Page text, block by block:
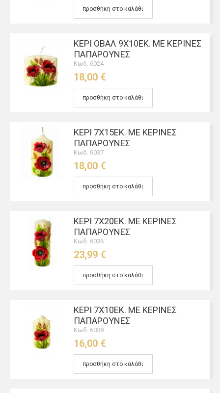
προσθήκη στο καλάθι
KΕΡΊ ΟΒΆΛ 9Χ10ΕΚ. ΜΕ ΚΈΡΙΝΕΣ
ΠΑΠΑΡΟΎΝΕΣ
Κωδ. 6024
18,00 €
προσθήκη στο καλάθι
ΚΕΡΊ 7Χ15ΕΚ. ΜΕ ΚΈΡΙΝΕΣ
ΠΑΠΑΡΟΎΝΕΣ
Κωδ. 6037
18,00 €
προσθήκη στο καλάθι
ΚΕΡΊ 7Χ20ΕΚ. ΜΕ ΚΈΡΙΝΕΣ
ΠΑΠΑΡΟΎΝΕΣ
Κωδ. 6036
23,99 €
προσθήκη στο καλάθι
ΚΕΡΊ 7Χ10ΕΚ. ΜΕ ΚΈΡΙΝΕΣ
ΠΑΠΑΡΟΎΝΕΣ
Κωδ. 6038
16,00 €
προσθήκη στο καλάθι